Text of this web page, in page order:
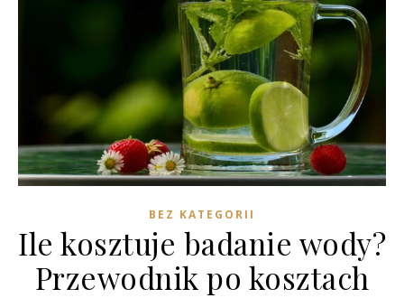
BEZ KATEGORII
Ile kosztuje badanie wody?
Przewodnik po kosztach